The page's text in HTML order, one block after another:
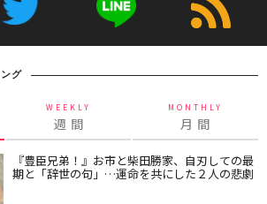
グ
WEEKLY
週 間
MONTHLY
月 間
『豊臣兄弟！』お市と柴田勝家、自刃しての最
期と「辞世の句」…運命を共にした２人の悲劇